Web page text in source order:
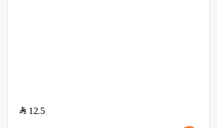
12.5
$